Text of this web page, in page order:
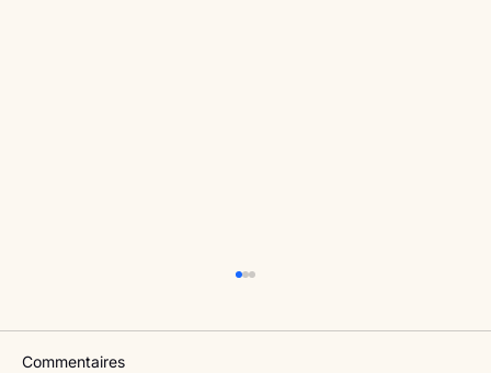
Commentaires